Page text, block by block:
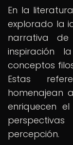
En la
explorado la
narrativa
inspiración
conceptos
Estas
homenajean
enriquecen
percepción.